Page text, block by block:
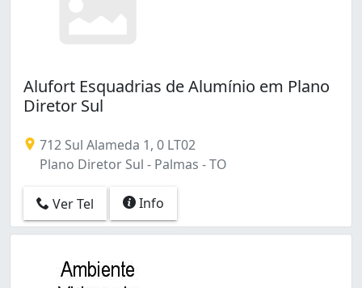
Alufort Esquadrias de Alumínio em Plano
Diretor Sul
712 Sul Alameda 1, 0 LT02
Plano Diretor Sul - Palmas - TO
Ver Tel Info